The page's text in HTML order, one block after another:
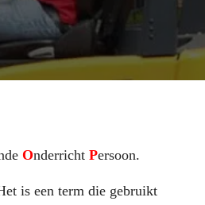
Onderricht Persoon.
is een term die gebruikt